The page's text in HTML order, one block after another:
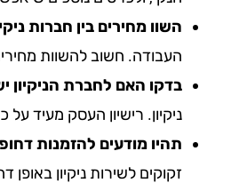
השוו מחירים בין חברות
העבודה. חשוב להשוות
בדקו האם לחברת הניקיון
ניקיון. רישיון העסק מעיד
תהיו מודעים להזמנות
זקוקים לשירות ניקיון